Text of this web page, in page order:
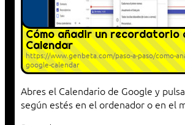
Cómo añadir un recordatorio
Calendar
https://www.genbeta.com/paso-a-paso/como-
google-calendar
Abres el Calendario de Google y
según estés en el ordenador o en el